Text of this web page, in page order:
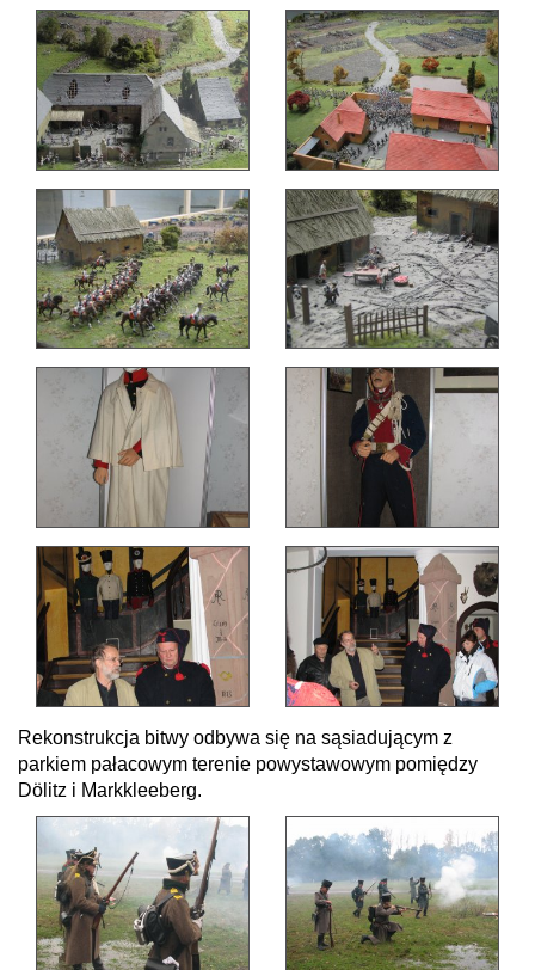
Rekonstrukcja bitwy odbywa się na sąsiadującym z
parkiem pałacowym terenie powystawowym pomiędzy
Dölitz i Markkleeberg.